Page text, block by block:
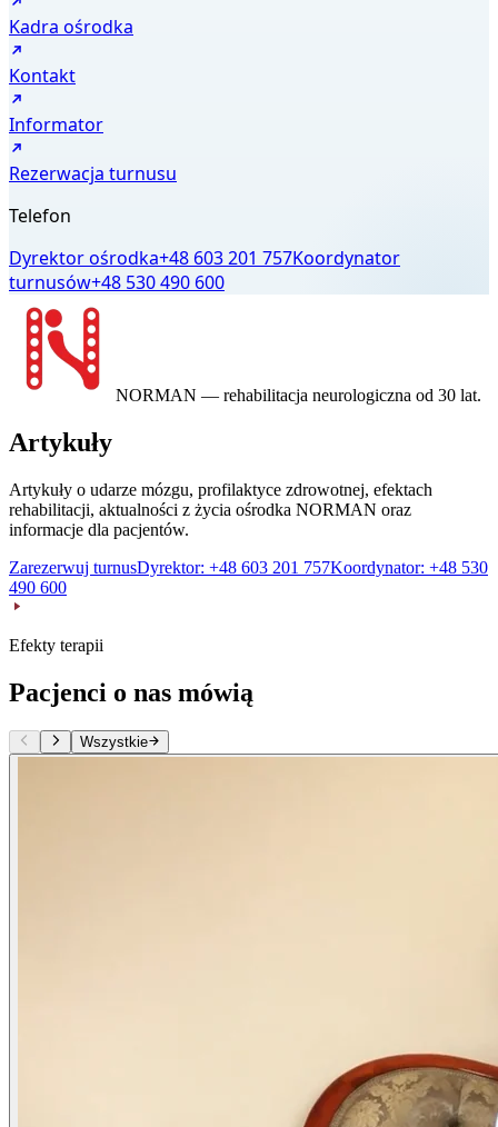
Kadra ośrodka
Kontakt
Informator
Rezerwacja turnusu
Telefon
Dyrektor ośrodka+48 603 201 757Koordynator
turnusów+48 530 490 600
NORMAN — rehabilitacja neurologiczna od 30 lat.
Artykuły
Artykuły o udarze mózgu, profilaktyce zdrowotnej, efektach
rehabilitacji, aktualności z życia ośrodka NORMAN oraz
informacje dla pacjentów.
Zarezerwuj turnusDyrektor: +48 603 201 757Koordynator: +48 530
490 600
Efekty terapii
Pacjenci o nas mówią
Wszystkie